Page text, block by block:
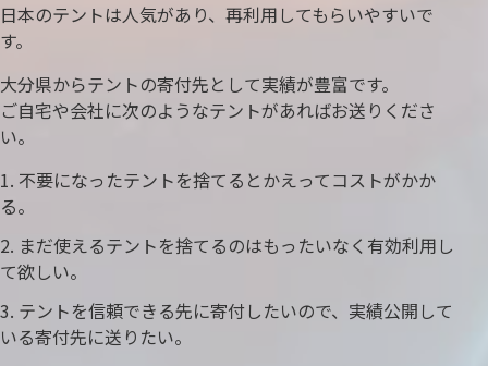
日本のテントは人気があり、再利用してもらいやすいで
す。
大分県からテントの寄付先として実績が豊富です。
ご自宅や会社に次のようなテントがあればお送りくださ
い。
不要になったテントを捨てるとかえってコストがかか
る。
まだ使えるテントを捨てるのはもったいなく有効利用し
て欲しい。
テントを信頼できる先に寄付したいので、実績公開して
いる寄付先に送りたい。